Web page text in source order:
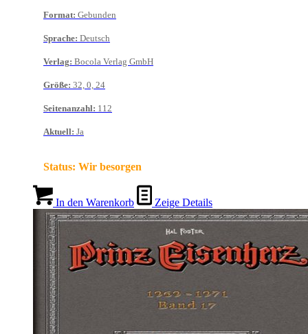
Format: Gebunden
Sprache: Deutsch
Verlag: Bocola Verlag GmbH
Größe: 32, 0, 24
Seitenanzahl: 112
Aktuell: Ja
Status: Wir besorgen
In den Warenkorb Zeige Details